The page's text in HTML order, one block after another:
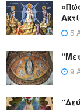
5
9